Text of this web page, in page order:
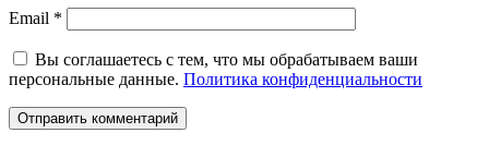
Email *
Вы соглашаетесь с тем, что мы обрабатываем ваши
персональные данные. Политика конфиденциальности